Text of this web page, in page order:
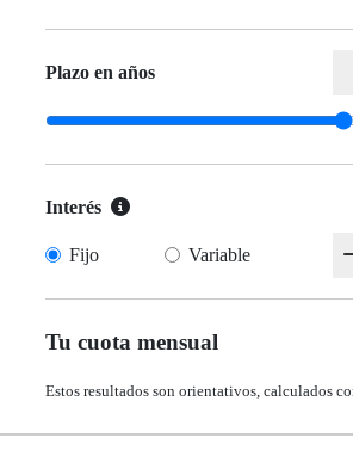
Plazo en años
Interés
Fijo Variable
Tu cuota mensual
Estos resultados son orientativos, calculados